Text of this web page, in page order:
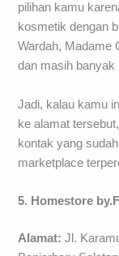
pilihan kamu
kosmetik dengan
Wardah, Madame
dan masih banyak
Jadi, kalau kamu
ke alamat
kontak yang
marketplace
5. Homestore
Alamat: Jl.